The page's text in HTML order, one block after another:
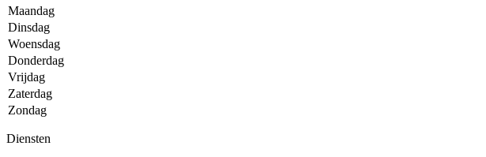
Maandag
Dinsdag
Woensdag
Donderdag
Vrijdag
Zaterdag
Zondag
Diensten